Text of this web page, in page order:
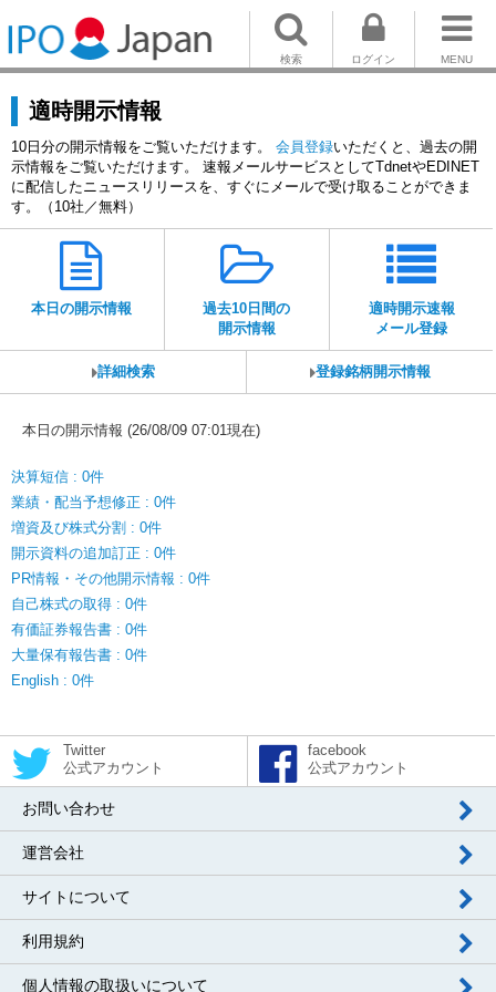
MENU
ログイン
検索
適時開示情報
10日分の開示情報をご覧いただけます。 会員登録いただくと、過去の開
示情報をご覧いただけます。 速報メールサービスとしてTdnetやEDINET
に配信したニュースリリースを、すぐにメールで受け取ることができま
す。（10社／無料）
本日の開示情報
過去10日間の
開示情報
適時開示速報
メール登録
詳細検索 登録銘柄開示情報
本日の開示情報 (26/08/09 07:01現在)
決算短信 : 0件
業績・配当予想修正 : 0件
増資及び株式分割 : 0件
開示資料の追加訂正 : 0件
PR情報・その他開示情報 : 0件
自己株式の取得 : 0件
有価証券報告書 : 0件
大量保有報告書 : 0件
English : 0件
Twitter
公式アカウント
facebook
公式アカウント
お問い合わせ
運営会社
サイトについて
利用規約
個人情報の取扱いについて